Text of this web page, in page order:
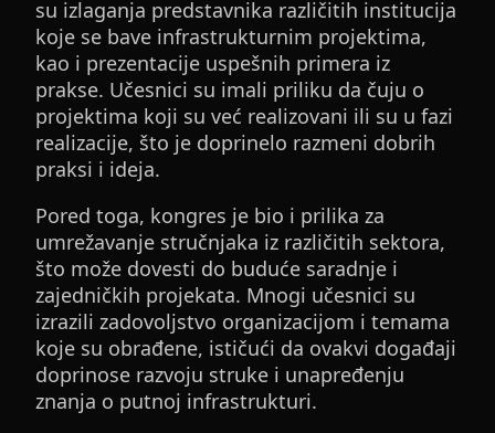
su izlaganja predstavnika različitih institucija
koje se bave infrastrukturnim projektima,
kao i prezentacije uspešnih primera iz
prakse. Učesnici su imali priliku da čuju o
projektima koji su već realizovani ili su u fazi
realizacije, što je doprinelo razmeni dobrih
praksi i ideja.
Pored toga, kongres je bio i prilika za
umrežavanje stručnjaka iz različitih sektora,
što može dovesti do buduće saradnje i
zajedničkih projekata. Mnogi učesnici su
izrazili zadovoljstvo organizacijom i temama
koje su obrađene, ističući da ovakvi događaji
doprinose razvoju struke i unapređenju
znanja o putnoj infrastrukturi.